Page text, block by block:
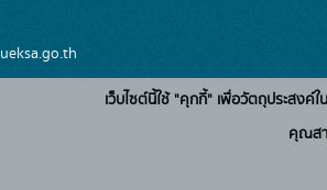
เว็บไซต์นี้ใช้ "คุกกี้" เพื่อวัตถุประสง
คุณส